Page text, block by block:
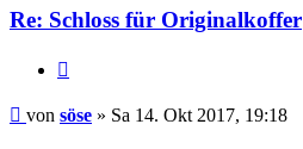
Re: Schloss für Originalkoffer
Beitrag
von söse » Sa 14. Okt 2017, 19:18